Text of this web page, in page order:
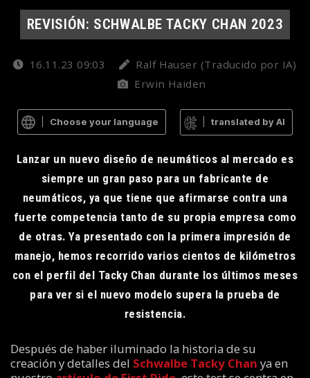
REVISIÓN: SCHWALBE TACKY CHAN 2023
16.11.23 09:03
Ralf Hauser (Traducido por IA)
Erwin Haiden
Choose your language translated by AI
Lanzar un nuevo diseño de neumáticos al mercado es
siempre un gran paso para un fabricante de
neumáticos, ya que tiene que afirmarse contra una
fuerte competencia tanto de su propia empresa como
de otras. Ya presentado con la primera impresión de
manejo, hemos recorrido varios cientos de kilómetros
con el perfil del Tacky Chan durante los últimos meses
para ver si el nuevo modelo supera la prueba de
resistencia.
Después de haber iluminado la historia de su
creación y detalles del Schwalbe Tacky Chan ya en